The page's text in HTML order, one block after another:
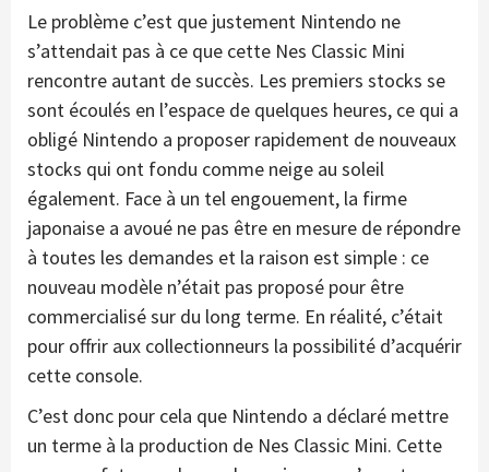
Le problème c’est que justement Nintendo ne
s’attendait pas à ce que cette Nes Classic Mini
rencontre autant de succès. Les premiers stocks se
sont écoulés en l’espace de quelques heures, ce qui a
obligé Nintendo a proposer rapidement de nouveaux
stocks qui ont fondu comme neige au soleil
également. Face à un tel engouement, la firme
japonaise a avoué ne pas être en mesure de répondre
à toutes les demandes et la raison est simple : ce
nouveau modèle n’était pas proposé pour être
commercialisé sur du long terme. En réalité, c’était
pour offrir aux collectionneurs la possibilité d’acquérir
cette console.
C’est donc pour cela que Nintendo a déclaré mettre
un terme à la production de Nes Classic Mini. Cette